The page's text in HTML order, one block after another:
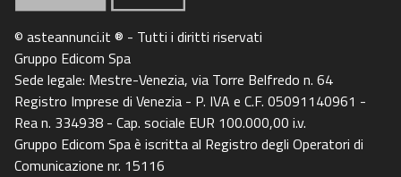
© asteannunci.it ® - Tutti i diritti riservati
Gruppo Edicom Spa
Sede legale: Mestre-Venezia, via Torre Belfredo n. 64
Registro Imprese di Venezia - P. IVA e C.F. 05091140961 -
Rea n. 334938 - Cap. sociale EUR 100.000,00 i.v.
Gruppo Edicom Spa è iscritta al Registro degli Operatori di
Comunicazione nr. 15116